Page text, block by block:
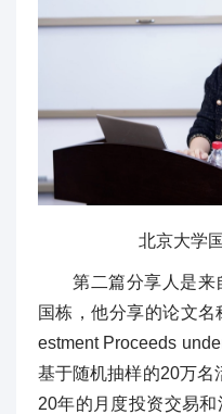
北京大学
第二篇分享人是来
国栋，他分享的论文名
estment Proceeds
基于随机抽样的20万名
20年的月度投资交易